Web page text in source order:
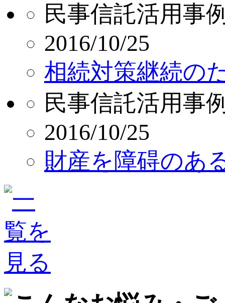
民事信託活用事
2016/10/25
相続対策継続の
民事信託活用事
2016/10/25
財産を障碍のあ